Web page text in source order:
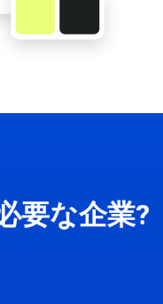
要な企業?